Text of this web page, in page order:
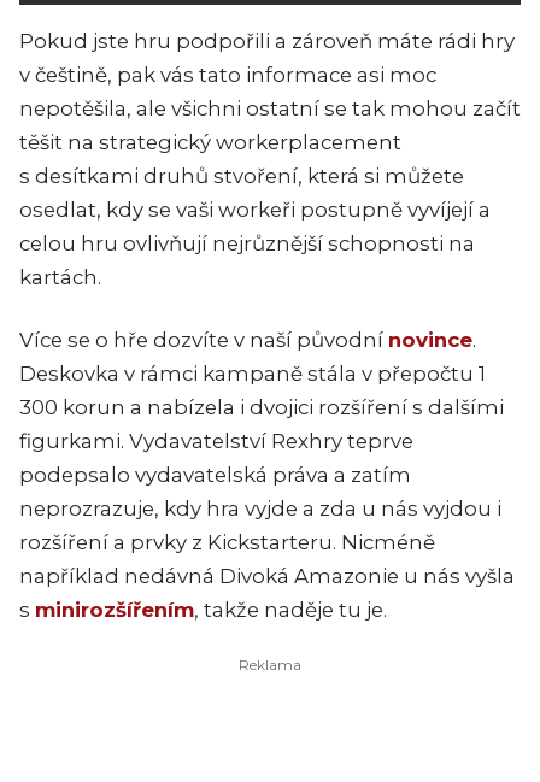
Pokud jste hru podpořili a zároveň máte rádi hry
v češtině, pak vás tato informace asi moc
nepotěšila, ale všichni ostatní se tak mohou začít
těšit na strategický workerplacement
s desítkami druhů stvoření, která si můžete
osedlat, kdy se vaši workeři postupně vyvíjejí a
celou hru ovlivňují nejrůznější schopnosti na
kartách.
Více se o hře dozvíte v naší původní novince.
Deskovka v rámci kampaně stála v přepočtu 1
300 korun a nabízela i dvojici rozšíření s dalšími
figurkami. Vydavatelství Rexhry teprve
podepsalo vydavatelská práva a zatím
neprozrazuje, kdy hra vyjde a zda u nás vyjdou i
rozšíření a prvky z Kickstarteru. Nicméně
například nedávná Divoká Amazonie u nás vyšla
s minirozšířením, takže naděje tu je.